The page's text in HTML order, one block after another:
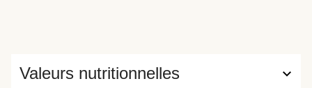
Valeurs nutritionnelles